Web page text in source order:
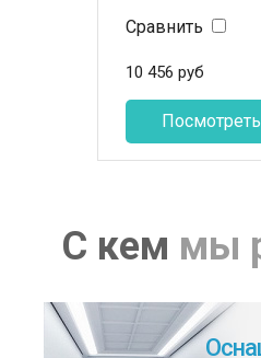
Сравнить
10 456 руб
Посмотреть
С кем мы